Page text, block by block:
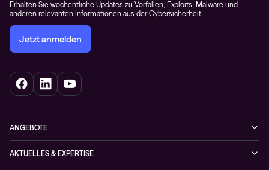
Erhalten Sie wöchentliche Updates zu Vorfällen, Exploits, Malware und
anderen relevanten Informationen aus der Cybersicherheit.
Jetzt anmelden
ANGEBOTE
Netzwerke
AKTUELLES & EXPERTISE